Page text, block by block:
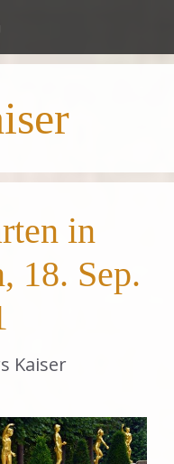
in
18. Sep.
Kaiser